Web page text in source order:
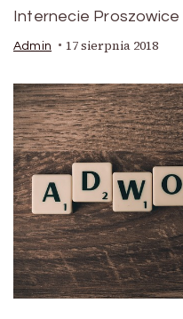
Internecie Proszowice
Admin 17 sierpnia 2018